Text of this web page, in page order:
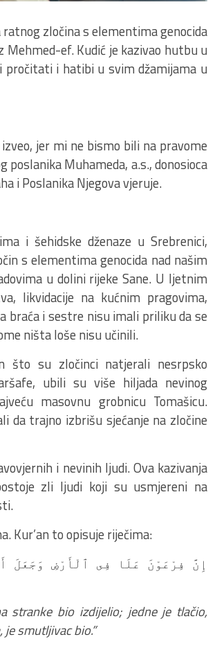
zločina s elementima genocida
ef. Kudić je kazivao hutbu u
pročitati i hatibi u svim džamijama u
jer mi ne bismo bili na pravome
Muhameda, a.s., donosioca
i Poslanika Njegova vjeruje.
i šehidske dženaze u Srebrenici,
s elementima genocida nad našim
u dolini rijeke Sane. U ljetnim
likvidacije na kućnim pragovima,
braća i sestre nisu imali priliku da se
ništa loše nisu učinili.
što su zločinci natjerali nesrpsko
ubili su više hiljada nevinog
masovnu grobnicu Tomašicu.
da trajno izbrišu sjećanje na zločine
i nevinih ljudi. Ova kazivanja
zli ljudi koji su usmjereni na
Kur’an to opisuje riječima:
إِنَّ فِرْعَوْنَ عَلَا فِى ٱلْأَرْضِ وَجَعَلَ
stranke bio izdijelio; jedne je tlačio,
smutljivac bio.”